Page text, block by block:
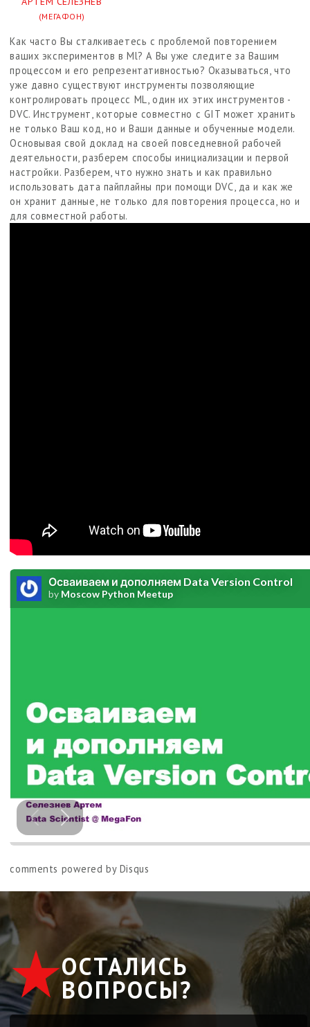
(МЕГАФОН)
Как часто Вы сталкиваетесь с проблемой повторением
ваших экспериментов в Ml? А Вы уже следите за Вашим
процессом и его репрезентативностью? Оказываться, что
уже давно существуют инструменты позволяющие
контролировать процесс ML, один их этих инструментов -
DVC. Инструмент, которые совместно с GIT может хранить
не только Ваш код, но и Ваши данные и обученные модели.
Основывая свой доклад на своей повседневной рабочей
деятельности, разберем способы инициализации и первой
настройки. Разберем, что нужно знать и как правильно
использовать дата пайплайны при помощи DVC, да и как же
он хранит данные, не только для повторения процесса, но и
для совместной работы.
comments powered by Disqus
ОСТАЛИСЬ
ВОПРОСЫ?